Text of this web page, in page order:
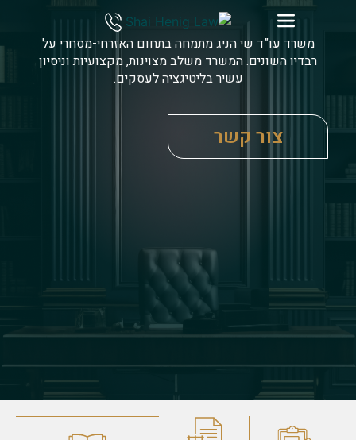
משרד עו”ד שי הניג מתמחה בתחום האזרחי-מסחרי על
רבדיו השונים. המשרד משלב מצוינות, מקצועיות וניסיון
עשיר בליטיגציה לעסקים.
צור קשר